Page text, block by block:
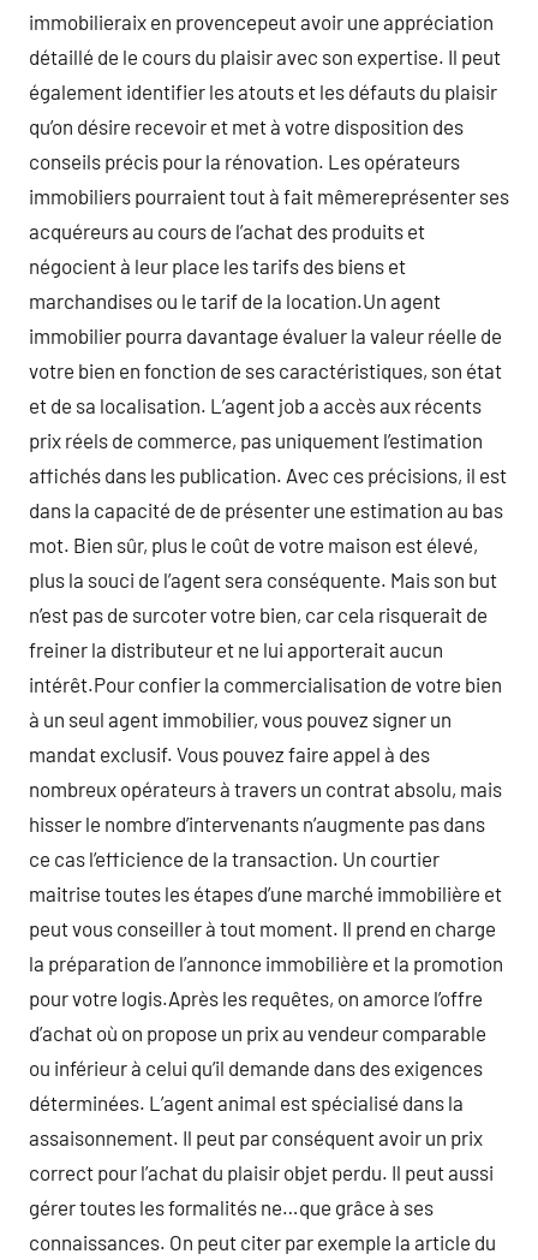
immobilieraix en provencepeut avoir une appréciation
détaillé de le cours du plaisir avec son expertise. Il peut
également identifier les atouts et les défauts du plaisir
qu’on désire recevoir et met à votre disposition des
conseils précis pour la rénovation. Les opérateurs
immobiliers pourraient tout à fait mêmereprésenter ses
acquéreurs au cours de l’achat des produits et
négocient à leur place les tarifs des biens et
marchandises ou le tarif de la location.Un agent
immobilier pourra davantage évaluer la valeur réelle de
votre bien en fonction de ses caractéristiques, son état
et de sa localisation. L’agent job a accès aux récents
prix réels de commerce, pas uniquement l’estimation
affichés dans les publication. Avec ces précisions, il est
dans la capacité de de présenter une estimation au bas
mot. Bien sûr, plus le coût de votre maison est élevé,
plus la souci de l’agent sera conséquente. Mais son but
n’est pas de surcoter votre bien, car cela risquerait de
freiner la distributeur et ne lui apporterait aucun
intérêt.Pour confier la commercialisation de votre bien
à un seul agent immobilier, vous pouvez signer un
mandat exclusif. Vous pouvez faire appel à des
nombreux opérateurs à travers un contrat absolu, mais
hisser le nombre d’intervenants n’augmente pas dans
ce cas l’efficience de la transaction. Un courtier
maitrise toutes les étapes d’une marché immobilière et
peut vous conseiller à tout moment. Il prend en charge
la préparation de l’annonce immobilière et la promotion
pour votre logis.Après les requêtes, on amorce l’offre
d’achat où on propose un prix au vendeur comparable
ou inférieur à celui qu’il demande dans des exigences
déterminées. L’agent animal est spécialisé dans la
assaisonnement. Il peut par conséquent avoir un prix
correct pour l’achat du plaisir objet perdu. Il peut aussi
gérer toutes les formalités ne…que grâce à ses
connaissances. On peut citer par exemple la article du